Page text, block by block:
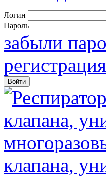
Логин
Пароль
забыли
регистрация
клапана,